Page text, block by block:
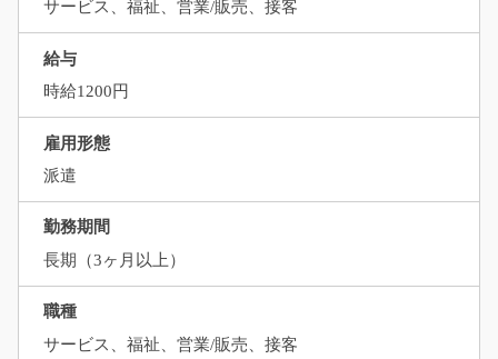
サービス、福祉、営業/販売、接客
給与
時給1200円
雇用形態
派遣
勤務期間
長期（3ヶ月以上）
職種
サービス、福祉、営業/販売、接客